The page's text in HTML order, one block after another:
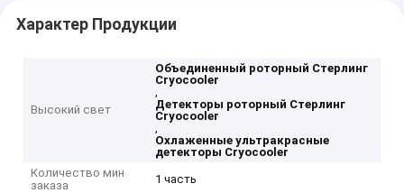
Характер Продукции
Высокий свет
Объединенный роторный Стерлинг
Cryocooler
,
Детекторы роторный Стерлинг
Cryocooler
,
Охлаженные ультракрасные
детекторы Cryocooler
Количество мин
заказа
1 часть